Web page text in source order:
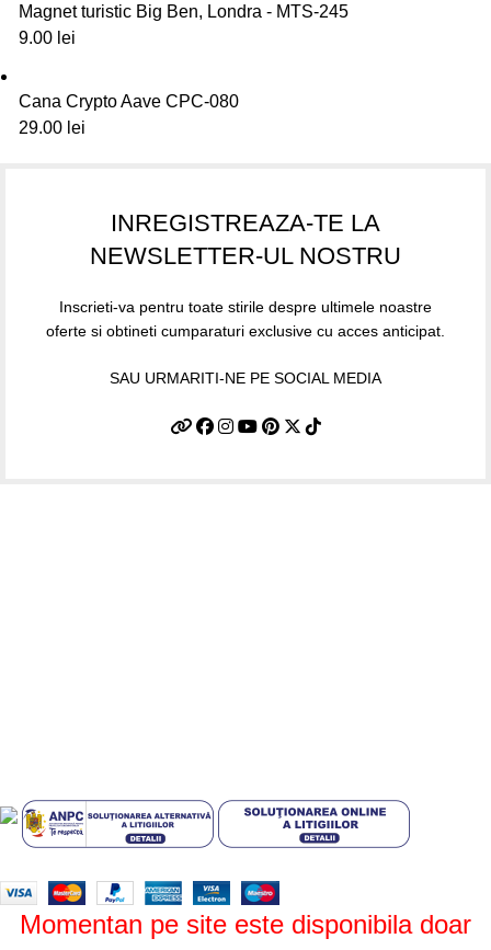
Magnet turistic Big Ben, Londra - MTS-245
9.00 lei
Cana Crypto Aave CPC-080
29.00 lei
INREGISTREAZA-TE LA
NEWSLETTER-UL NOSTRU
Inscrieti-va pentru toate stirile despre ultimele noastre
oferte si obtineti cumparaturi exclusive cu acces anticipat.
SAU URMARITI-NE PE SOCIAL MEDIA
Momentan pe site este disponibila doar